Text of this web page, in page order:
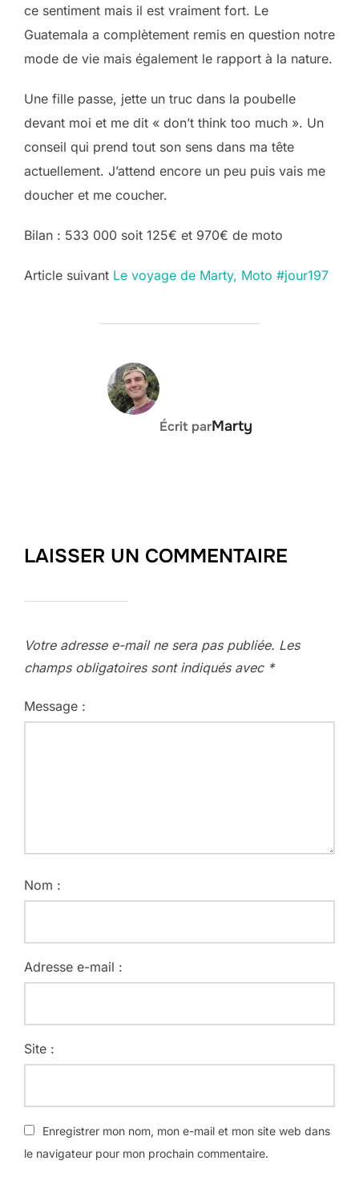
ce sentiment mais il est vraiment fort. Le
Guatemala a complètement remis en question notre
mode de vie mais également le rapport à la nature.
Une fille passe, jette un truc dans la poubelle
devant moi et me dit « don’t think too much ». Un
conseil qui prend tout son sens dans ma tête
actuellement. J’attend encore un peu puis vais me
doucher et me coucher.
Bilan : 533 000 soit 125€ et 970€ de moto
Post
Article suivant Le voyage de Marty, Moto #jour197
AUTEUR DE LA PUBLICATION
Écrit parMarty
LAISSER UN COMMENTAIRE
Votre adresse e-mail ne sera pas publiée. Les
champs obligatoires sont indiqués avec *
Message :
Nom :
Adresse e-mail :
Site :
Enregistrer mon nom, mon e-mail et mon site web dans
le navigateur pour mon prochain commentaire.